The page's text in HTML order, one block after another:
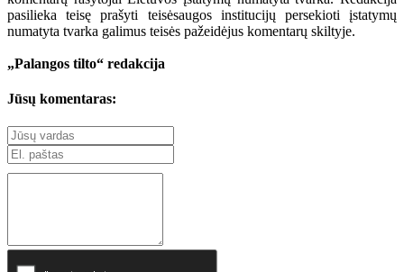
pasilieka teisę prašyti teisėsaugos institucijų persekioti įstatymų
numatyta tvarka galimus teisės pažeidėjus komentarų skiltyje.
„Palangos tilto“ redakcija
Jūsų komentaras: